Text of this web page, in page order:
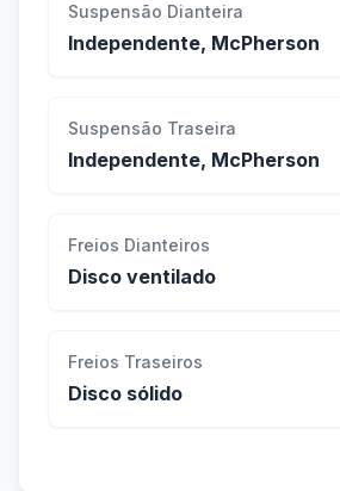
Suspensão Dianteira
Independente, McPherson
Suspensão Traseira
Independente, McPherson
Freios Dianteiros
Disco ventilado
Freios Traseiros
Disco sólido